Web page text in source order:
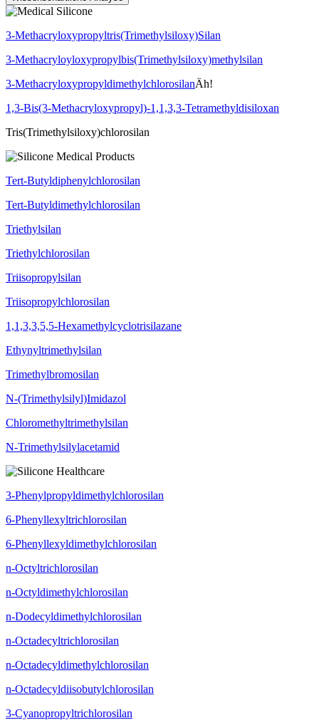
3-Methacryloxypropyltris(Trimethylsiloxy)Silan
3-Methacryloyloxypropylbis(Trimethylsiloxy)methylsilan
3-MethacryloxypropyldimethylchlorosilanÄh!
1,3-Bis(3-Methacryloxypropyl)-1,1,3,3-Tetramethyldisiloxan
Tris(Trimethylsiloxy)chlorosilan
Tert-Butyldiphenylchlorosilan
Tert-Butyldimethylchlorosilan
Triethylsilan
Triethylchlorosilan
Triisopropylsilan
Triisopropylchlorosilan
1,1,3,3,5,5-Hexamethylcyclotrisilazane
Ethynyltrimethylsilan
Trimethylbromosilan
N-(Trimethylsilyl)Imidazol
Chloromethyltrimethylsilan
N-Trimethylsilylacetamid
3-Phenylpropyldimethylchlorosilan
6-Phenyllexyltrichlorosilan
6-Phenyllexyldimethylchlorosilan
n-Octyltrichlorosilan
n-Octyldimethylchlorosilan
n-Dodecyldimethylchlorosilan
n-Octadecyltrichlorosilan
n-Octadecyldimethylchlorosilan
n-Octadecyldiisobutylchlorosilan
3-Cyanopropyltrichlorosilan